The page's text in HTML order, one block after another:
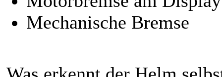
Mechanische Bremse